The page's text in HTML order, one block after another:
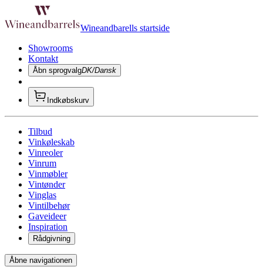
Wineandbarells startside
Showrooms
Kontakt
Åbn sprogvalgDK/Dansk
Indkøbskurv
Tilbud
Vinkøleskab
Vinreoler
Vinrum
Vinmøbler
Vintønder
Vinglas
Vintilbehør
Gaveideer
Inspiration
Rådgivning
Åbne navigationen